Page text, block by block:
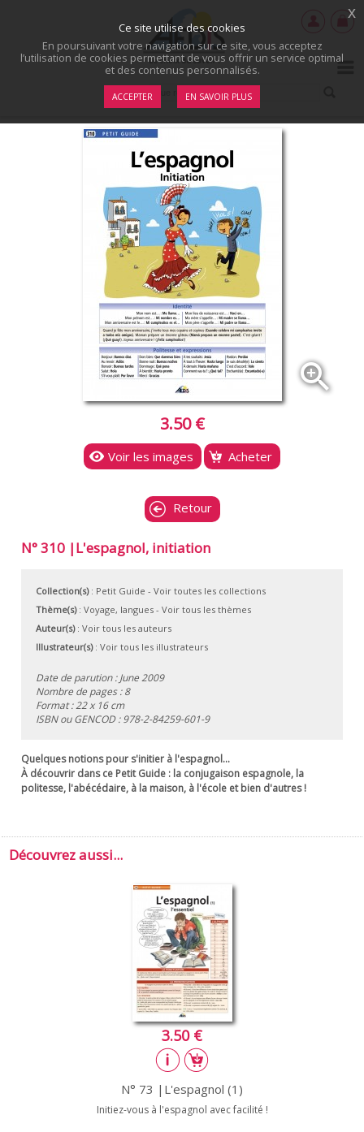
zoom_in
3.50 €
Voir les images Acheter
Retour
N° 310 |L'espagnol, initiation
Collection(s): Petit Guide - Voir toutes les collections
Thème(s): Voyage, langues- Voir tous les thèmes
Auteur(s): Voir tous les auteurs
Illustrateur(s): Voir tous les illustrateurs
Date de parution : June 2009
Nombre de pages : 8
Format : 22 x 16 cm
ISBN ou GENCOD :978-2-84259-601-9
Quelques notions pour s'initier à l'espagnol...
À découvrir dans ce Petit Guide : la conjugaison espagnole, la
politesse, l'abécédaire, à la maison, à l'école et bien d'autres !
Découvrez aussi...
3.50 €
N° 73 |L'espagnol (1)
Initiez-vous à l'espagnol avec facilité !
Ce site utilise des cookies
En poursuivant votre navigation sur ce site, vous acceptez
l’utilisation de cookies permettant de vous offrir un service optimal
et des contenus personnalisés.
ACCEPTER EN SAVOIR PLUS
x